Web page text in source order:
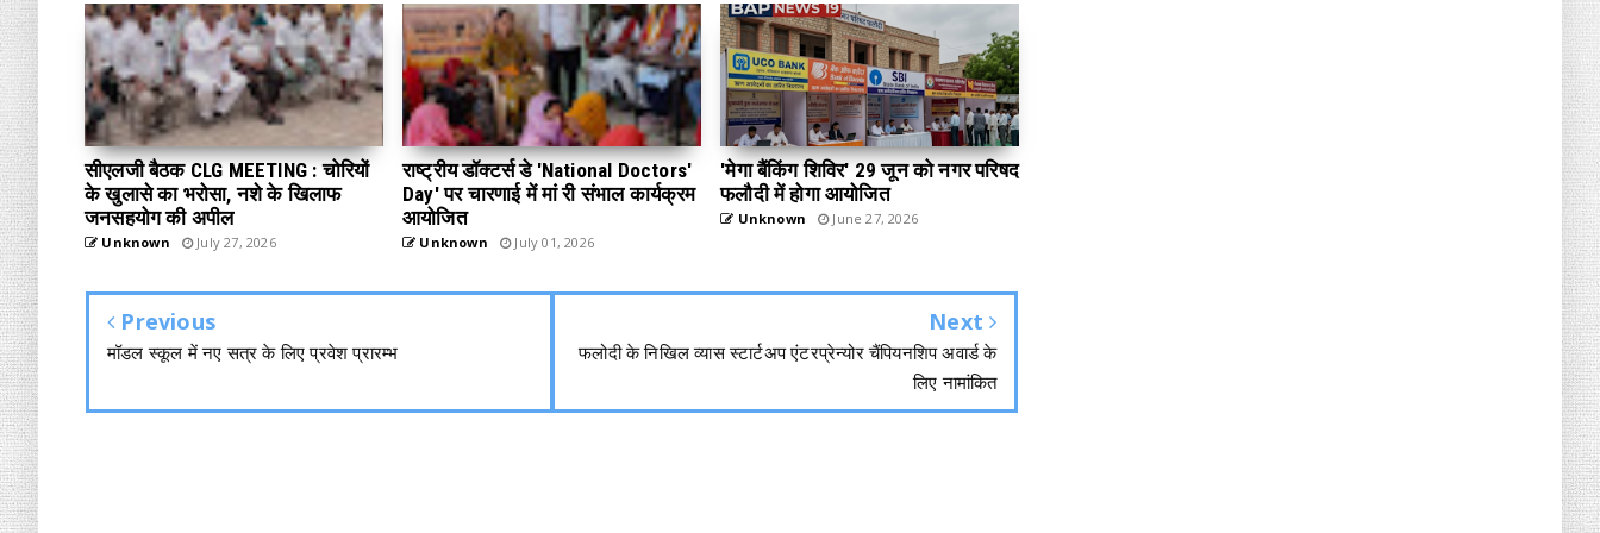
सीएलजी बैठक CLG MEETING : चोरियों
के खुलासे का भरोसा, नशे के खिलाफ
जनसहयोग की अपील
Unknown July 27, 2026
राष्ट्रीय डॉक्टर्स डे 'National Doctors'
Day' पर चारणाई में मां री संभाल कार्यक्रम
आयोजित
Unknown July 01, 2026
'मेगा बैंकिंग शिविर' 29 जून को नगर परिषद
फलौदी में होगा आयोजित
Unknown June 27, 2026
Previous
मॉडल स्कूल में नए सत्र के लिए प्रवेश प्रारम्भ
Next
फलोदी के निखिल व्यास स्टार्टअप एंटरप्रेन्योर चैंपियनशिप अवार्ड के
लिए नामांकित